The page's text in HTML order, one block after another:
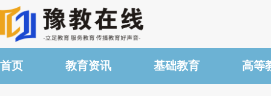
首页 教育资讯 基础教育 高等